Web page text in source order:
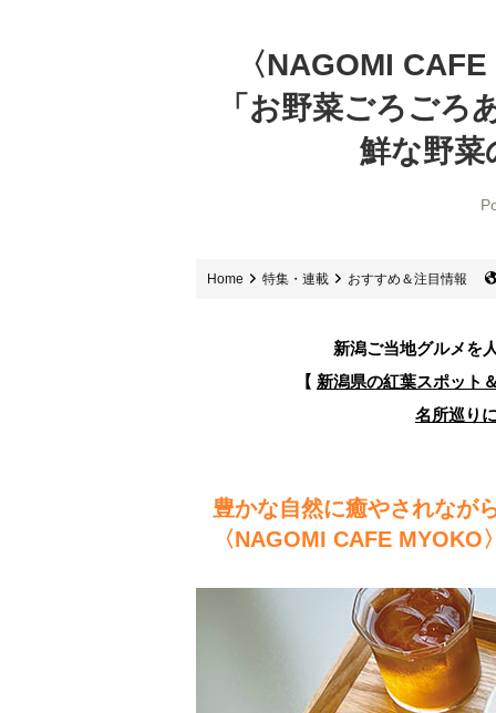
〈NAGOMI
「お野菜ごろごろ
鮮な野菜
Home 特集・連載 おすすめ＆注目情報
新潟ご当地グルメを
【 新潟県の紅葉スポット
名所巡り
豊かな自然に癒やされなが
〈NAGOMI CAFE MYOKO